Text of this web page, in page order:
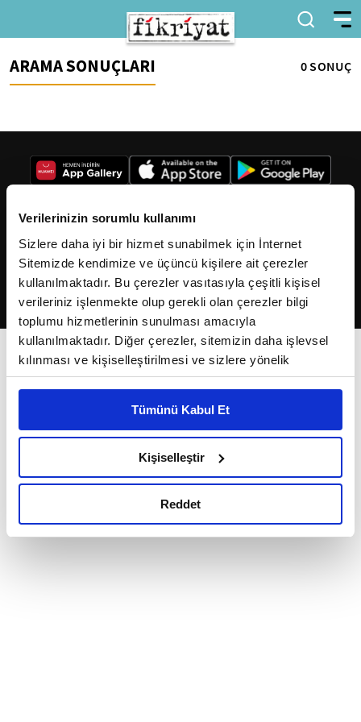
Verilerinizin sorumlu kullanımı
Sizlere daha iyi bir hizmet sunabilmek için İnternet
Sitemizde kendimize ve üçüncü kişilere ait çerezler
kullanılmaktadır. Bu çerezler vasıtasıyla çeşitli kişisel
verileriniz işlenmekte olup gerekli olan çerezler bilgi
toplumu hizmetlerinin sunulması amacıyla
kullanılmaktadır. Diğer çerezler, sitemizin daha işlevsel
kılınması ve kişiselleştirilmesi ve sizlere yönelik
reklam/pazarlama faaliyetlerinin yapılması, amaçlarıyla
Çerezlere ilişkin tercihlerinizi çerez paneli vasıtasıyla
belirleyebilirsiniz. Çerezlere ilişkin detaylı bilgi için
Ayarlar butonuna tıklayabilir,Çerez Bilgilendirme
Metnimizi ziyaret edebilirsiniz.
okumak ve sitemizi ziyaretiniz kapsamında
Tümünü Kabul Et
Kişiselleştir
Reddet
ARAMA SONUÇLARI 0 SONUÇ
2026Fikriyat. Tüm hakları saklıdır.